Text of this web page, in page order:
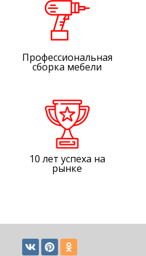
Профессиональная
сборка мебели
10 лет успеха на
рынке